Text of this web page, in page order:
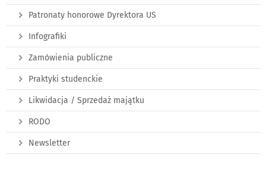
Patronaty honorowe Dyrektora US
Infografiki
Zamówienia publiczne
Praktyki studenckie
Likwidacja / Sprzedaż majątku
RODO
Newsletter